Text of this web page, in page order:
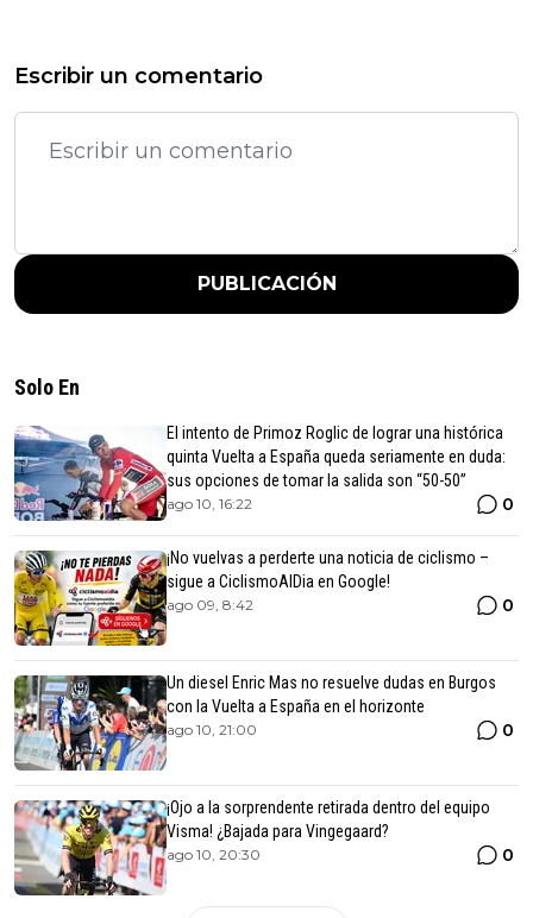
Escribir un comentario
PUBLICACIÓN
Solo En
El intento de Primoz Roglic de lograr una histórica
quinta Vuelta a España queda seriamente en duda:
sus opciones de tomar la salida son “50-50”
ago 10, 16:22 0
¡No vuelvas a perderte una noticia de ciclismo –
sigue a CiclismoAlDia en Google!
ago 09, 8:42 0
Un diesel Enric Mas no resuelve dudas en Burgos
con la Vuelta a España en el horizonte
ago 10, 21:00 0
¡Ojo a la sorprendente retirada dentro del equipo
Visma! ¿Bajada para Vingegaard?
ago 10, 20:30 0